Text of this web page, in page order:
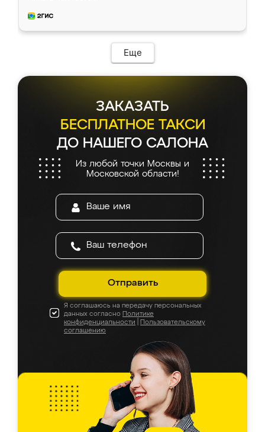
приехал замерщик, всё спокойно объяснил
и снял размеры. Изготовили в срок, с
мебель сразу встала на свое место без
каких-либо доработок. Качеством осталась
довольна, все выглядит так, как и ожидала.
Еще
ЗАКАЗАТЬ
БЕСПЛАТНОЕ ТАКСИ
ДО НАШЕГО САЛОНА
Из любой точки Москвы и
Московской области!
Отправить
Я соглашаюсь на передачу персональных
данных согласно Политике
конфиденциальности
Пользовательскому
соглашению